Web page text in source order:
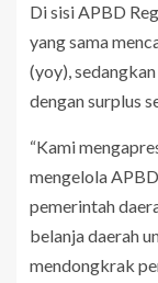
Di sisi APBD
yang sama
(yoy),
dengan surplus
“Kami
mengelola
pemerintah
belanja daerah
mendongkrak